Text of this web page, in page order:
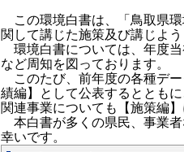
この環境白書は、「鳥取県環
関して講じた施策及び講じよ
環境白書については、年度当
など周知を図っております。
このたび、前年度の各種デー
績編】として公表するととも
関連事業についても【施策編】
本白書が多くの県民、事業者
幸いです。